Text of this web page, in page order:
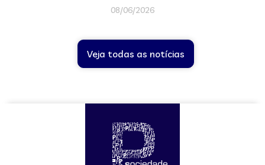
08/06/2026
Veja todas as notícias